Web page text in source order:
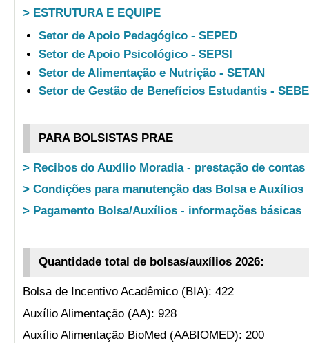
> ESTRUTURA E EQUIPE
Setor de Apoio Pedagógico - SEPED
Setor de Apoio Psicológico - SEPSI
Setor de Alimentação e Nutrição - SETAN
Setor de Gestão de Benefícios Estudantis -
PARA BOLSISTAS PRAE
> Recibos do Auxílio Moradia - prestação de contas
> Condições para manutenção das Bolsa e Auxílios
> Pagamento Bolsa/Auxílios - informações básicas
Quantidade total de bolsas/auxílios 2026:
Bolsa de Incentivo Acadêmico (BIA): 422
Auxílio Alimentação (AA): 928
Auxílio Alimentação BioMed (AABIOMED): 200